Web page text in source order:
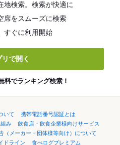
地検索。検索が快適に
席をスムーズに検索
すぐに利用開始
リで開く
料でランキング検索！
いて
携帯電話番号認証とは
み
飲食店・飲食企業様向けサービス
（メーカー・団体様等向け）について
ドライン
食べログプレミアム